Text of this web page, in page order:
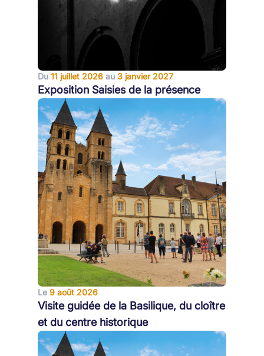
Du 11 juillet 2026 au 3 janvier 2027
Exposition Saisies de la présence
Le 9 août 2026
Visite guidée de la Basilique, du cloître
et du centre historique